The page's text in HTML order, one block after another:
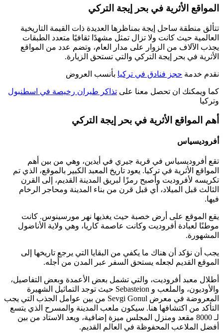
المواقع الأثرية في بحر إيجة التركي
تتألق منطقة ساحل إيجة بمناظرها العديدة ذات القيمة التاريخية
العالمية حيث كانت ولا تزال تمثل مشهدًا ثقافيًا متعدد الطبقات
يجذب الآلاف من الزوار على مدار العام، وتضم عدد من المواقع
الأثرية في بحر إيجة التركي والتي تستحق الزيارة.
نقدم خدمة حجز فنادق في تركيا بأنسب العروض
كما ويمكنك ان تحصل معنا على تذاكر طيران رخيصة في اسطنبول
وتركيا
أهم المواقع الأثرية في بحر إيجة التركي
أفروديسياس
تقع أفروديسياس في قرية جيري في أيدين، وهي من بين أهم
المواقع الأثرية في تركيا. يعود تاريخ المعبد الكبير بالموقع، الذي تم
تكريسه لأفروديت وأصبح رمزًا لبريق المدينة القديم، إلى القرن
الثالث قبل الميلاد، أي قبل قرن من بناء المدينة ومحاجر الرخام
فيها.
يقع الموقع على أرض خصبة حيث يغذيها نهر مورسينوس. كانت
موطنًا لعبادة أفروديت وكانت عاصمة كاريا، وهي ولاية الأناضول
المشهورة.
يجب أن نؤكد أن هناك ما يكفي من البقايا التي يرجع تاريخها إلى
الموقع القديم لجعله يستحق السفر عبر المدن من أجله.
أطلال معبد أفروديت، والتي تشمل بعض الأعمدة وبعض التفاصيل،
والأوديون، والملعب و Sebasteion حيث توجد التماثيل الشهيرة
المعروضة في معرض Sevgi Gonul من بين عوامل الجذب التي يجب
التأكد من اكتشافها هنا. سيكون ملعب المدينة والمسرح الذي يتسع
لـ 8000 مقعد ومنزل المجلس ميزة إضافية، ويعد الاستاد من بين
أفضل الملاعب المحفوظة في العالم القديم.